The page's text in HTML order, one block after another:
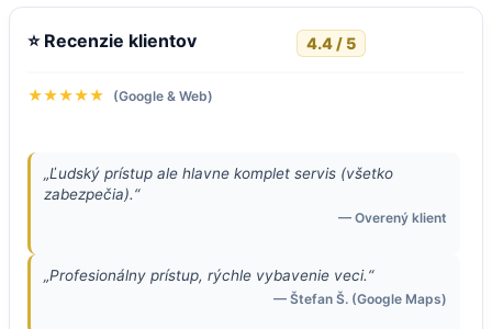
⭐ Recenzie klientov 4.4 / 5
★★★★★ (Google & Web)
„Ľudský prístup ale hlavne komplet servis (všetko
zabezpečia).“
— Overený klient
„Profesionálny prístup, rýchle vybavenie veci.“
— Štefan Š. (Google Maps)